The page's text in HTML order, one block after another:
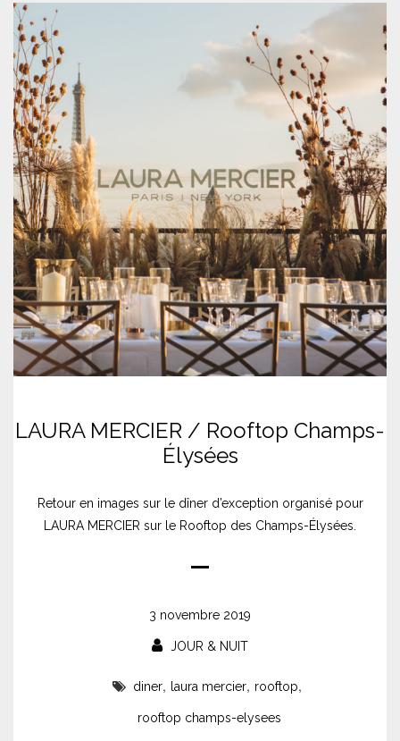
LAURA MERCIER / Rooftop Champs-
Élysées
Retour en images sur le dîner d’exception organisé pour
LAURA MERCIER sur le Rooftop des Champs-Élysées.
3 novembre 2019
JOUR & NUIT
diner, laura mercier, rooftop,
rooftop champs-elysees